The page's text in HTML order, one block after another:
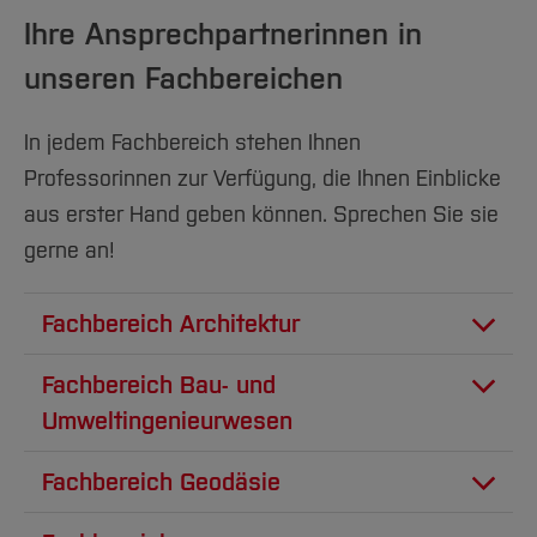
Ihre Ansprechpartnerinnen in
unseren Fachbereichen
In jedem Fachbereich stehen Ihnen
Professorinnen zur Verfügung, die Ihnen Einblicke
aus erster Hand geben können. Sprechen Sie sie
gerne an!
Fachbereich Architektur
Fachbereich Bau- und
Umweltingenieurwesen
Fachbereich Geodäsie